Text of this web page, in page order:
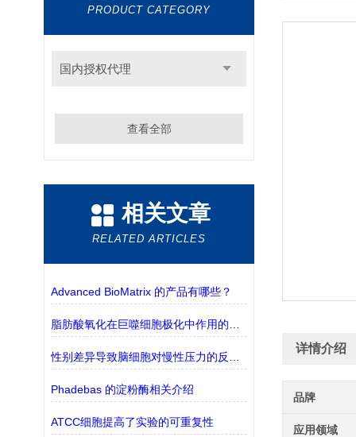
PRODUCT CATEGORY
国内授权代理
查看全部
相关文章
RELATED ARTICLES
Advanced BioMatrix 的产品有哪些？
Phadebas 的淀粉酶相关介绍
ATCC细胞提高了实验的可重复性
详情介绍
品牌
应用领域